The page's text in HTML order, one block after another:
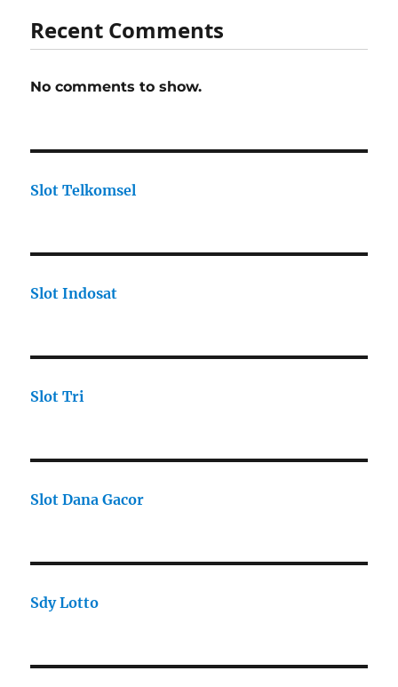
Recent Comments
No comments to show.
Slot Telkomsel
Slot Indosat
Slot Tri
Slot Dana Gacor
Sdy Lotto